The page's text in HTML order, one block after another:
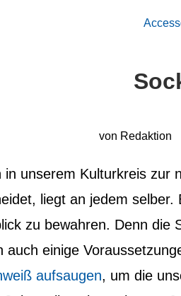
von Redaktion
in unserem Kulturkreis zur
liegt an jedem
zu bewahren. Denn die
auch einige
aufsaugen, um die